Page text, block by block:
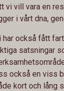
vi vill vara en
i vårt dna,
har också fått
satsningar
också en viss
kort och lång